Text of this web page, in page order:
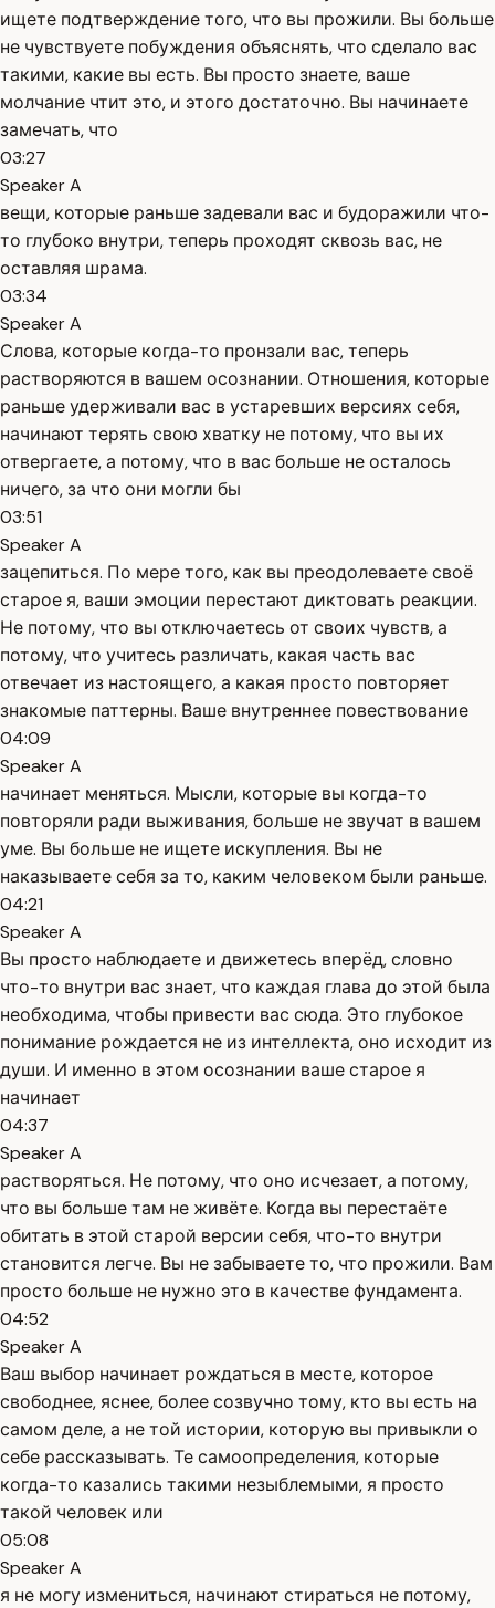
ищете подтверждение того, что вы прожили. Вы больше
не чувствуете побуждения объяснять, что сделало вас
такими, какие вы есть. Вы просто знаете, ваше
молчание чтит это, и этого достаточно. Вы начинаете
замечать, что
03:27
Speaker A
вещи, которые раньше задевали вас и будоражили что-
то глубоко внутри, теперь проходят сквозь вас, не
оставляя шрама.
03:34
Speaker A
Слова, которые когда-то пронзали вас, теперь
растворяются в вашем осознании. Отношения, которые
раньше удерживали вас в устаревших версиях себя,
начинают терять свою хватку не потому, что вы их
отвергаете, а потому, что в вас больше не осталось
ничего, за что они могли бы
03:51
Speaker A
зацепиться. По мере того, как вы преодолеваете своё
старое я, ваши эмоции перестают диктовать реакции.
Не потому, что вы отключаетесь от своих чувств, а
потому, что учитесь различать, какая часть вас
отвечает из настоящего, а какая просто повторяет
знакомые паттерны. Ваше внутреннее повествование
04:09
Speaker A
начинает меняться. Мысли, которые вы когда-то
повторяли ради выживания, больше не звучат в вашем
уме. Вы больше не ищете искупления. Вы не
наказываете себя за то, каким человеком были раньше.
04:21
Speaker A
Вы просто наблюдаете и движетесь вперёд, словно
что-то внутри вас знает, что каждая глава до этой была
необходима, чтобы привести вас сюда. Это глубокое
понимание рождается не из интеллекта, оно исходит из
души. И именно в этом осознании ваше старое я
начинает
04:37
Speaker A
растворяться. Не потому, что оно исчезает, а потому,
что вы больше там не живёте. Когда вы перестаёте
обитать в этой старой версии себя, что-то внутри
становится легче. Вы не забываете то, что прожили. Вам
просто больше не нужно это в качестве фундамента.
04:52
Speaker A
Ваш выбор начинает рождаться в месте, которое
свободнее, яснее, более созвучно тому, кто вы есть на
самом деле, а не той истории, которую вы привыкли о
себе рассказывать. Те самоопределения, которые
когда-то казались такими незыблемыми, я просто
такой человек или
05:08
Speaker A
я не могу измениться, начинают стираться не потому,